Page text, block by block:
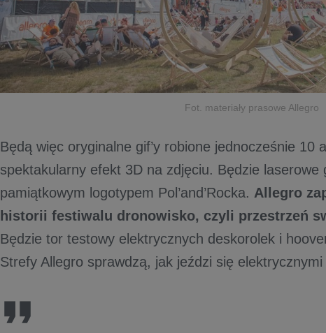
Fot. materiały prasowe Allegro
Będą więc oryginalne gif’y robione jednocześnie 10
spektakularny efekt 3D na zdjęciu. Będzie laserowe
pamiątkowym logotypem Pol’and’Rocka. Allegro
historii festiwalu dronowisko, czyli przestrzeń
Będzie tor testowy elektrycznych deskorolek i
Strefy Allegro sprawdzą, jak jeździ się elektrycznymi